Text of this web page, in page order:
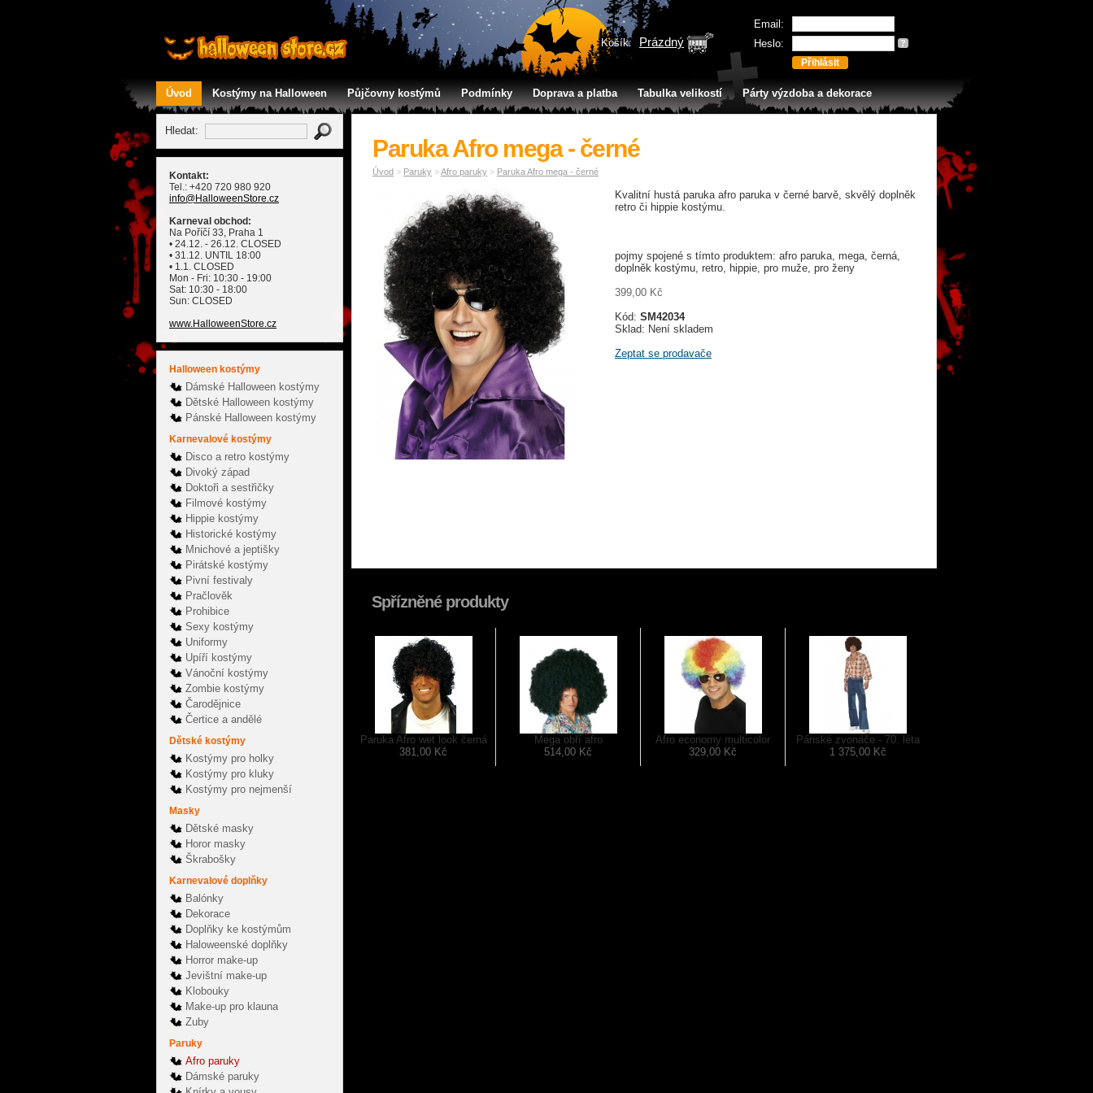
Email:
Heslo:
?
Košík: Prázdný
Úvod Kostýmy na Halloween Půjčovny kostýmů Podmínky Doprava a platba Tabulka velikostí
Párty výzdoba a dekorace
Kontakt
Hledat:
Kontakt:
Tel.: +420 720 980 920
info@HalloweenStore.cz
Karneval obchod:
Na Poříčí 33, Praha 1
• 24.12. - 26.12. CLOSED
• 31.12. UNTIL 18:00
• 1.1. CLOSED
Mon - Fri: 10:30 - 19:00
Sat: 10:30 - 18:00
Sun: CLOSED
www.HalloweenStore.cz
Halloween kostýmy
Dámské Halloween kostýmy
Dětské Halloween kostýmy
Pánské Halloween kostýmy
Karnevalové kostýmy
Disco a retro kostýmy
Divoký západ
Doktoři a sestřičky
Filmové kostýmy
Hippie kostýmy
Historické kostýmy
Mnichové a jeptišky
Pirátské kostýmy
Pivní festivaly
Pračlověk
Prohibice
Sexy kostýmy
Uniformy
Upíří kostýmy
Vánoční kostýmy
Zombie kostýmy
Čarodějnice
Čertice a andělé
Dětské kostýmy
Kostýmy pro holky
Kostýmy pro kluky
Kostýmy pro nejmenší
Masky
Dětské masky
Horor masky
Škrabošky
Karnevalové doplňky
Balónky
Dekorace
Doplňky ke kostýmům
Haloweenské doplňky
Horror make-up
Jevištní make-up
Klobouky
Make-up pro klauna
Zuby
Paruky
Afro paruky
Dámské paruky
Paruka Afro mega - černé
Úvod > Paruky >Afro paruky > Paruka Afro mega - černé
Kvalitní hustá paruka afro paruka v černé barvě, skvělý doplněk
retro či hippie kostýmu.
pojmy spojené s tímto produktem: afro paruka, mega, černá,
doplněk kostýmu, retro, hippie, pro muže, pro ženy
399,00 Kč
Kód: SM42034
Sklad: Není skladem
Zeptat se prodavače
Spřízněné produkty
Paruka Afro wet look černá
381,00 Kč
Mega obří afro
514,00 Kč
Afro economy multicolor
329,00 Kč
Pánské zvonáče - 70. léta
1 375,00 Kč